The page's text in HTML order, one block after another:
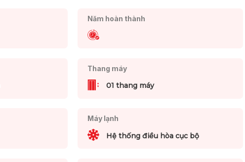
Năm hoàn thành
Thang máy
01 thang máy
Máy lạnh
Hệ thống điều hòa cục bộ